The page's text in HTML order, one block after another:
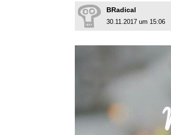
BRadical
30.11.2017 um 15:06